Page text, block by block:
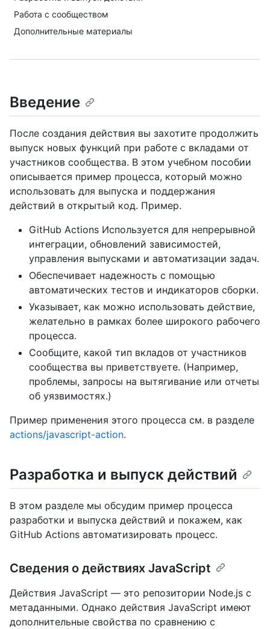
Работа с сообществом
Дополнительные материалы
Введение
После создания действия вы захотите продолжить
выпуск новых функций при работе с вкладами от
участников сообщества. В этом учебном пособии
описывается пример процесса, который можно
использовать для выпуска и поддержания
действий в открытый код. Пример.
GitHub Actions Используется для непрерывной
интеграции, обновлений зависимостей,
управления выпусками и автоматизации задач.
Обеспечивает надежность с помощью
автоматических тестов и индикаторов сборки.
Указывает, как можно использовать действие,
желательно в рамках более широкого рабочего
процесса.
Сообщите, какой тип вкладов от участников
сообщества вы приветствуете. (Например,
проблемы, запросы на вытягивание или отчеты
об уязвимостях.)
Пример применения этого процесса см. в разделе
actions/javascript-action.
Разработка и выпуск действий
В этом разделе мы обсудим пример процесса
разработки и выпуска действий и покажем, как
GitHub Actions автоматизировать процесс.
Сведения о действиях JavaScript
Действия JavaScript — это репозитории Node.js с
метаданными. Однако действия JavaScript имеют
дополнительные свойства по сравнению с